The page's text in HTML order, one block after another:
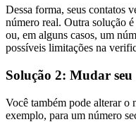
Dessa forma, seus contatos
número real. Outra solução
ou, em alguns casos, um
possíveis limitações na
Solução 2: Mudar
Você também pode alterar o
exemplo, para um número